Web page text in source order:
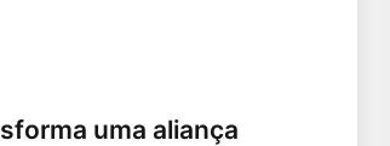
uma aliança